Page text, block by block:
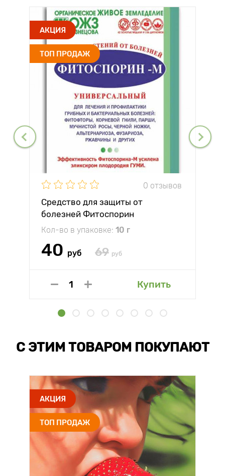
АКЦИЯ
ТОП ПРОДАЖ
0 отзывов
Средство для защиты от
болезней Фитоспорин
Кол-во в упаковке: 10 г
40 руб 69 руб
Купить
С ЭТИМ ТОВАРОМ ПОКУПАЮТ
АКЦИЯ
ТОП ПРОДАЖ